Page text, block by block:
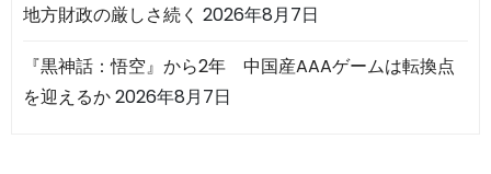
地方財政の厳しさ続く 2026年8月7日
『黒神話：悟空』から2年 中国産AAAゲームは転換点
を迎えるか2026年8月7日